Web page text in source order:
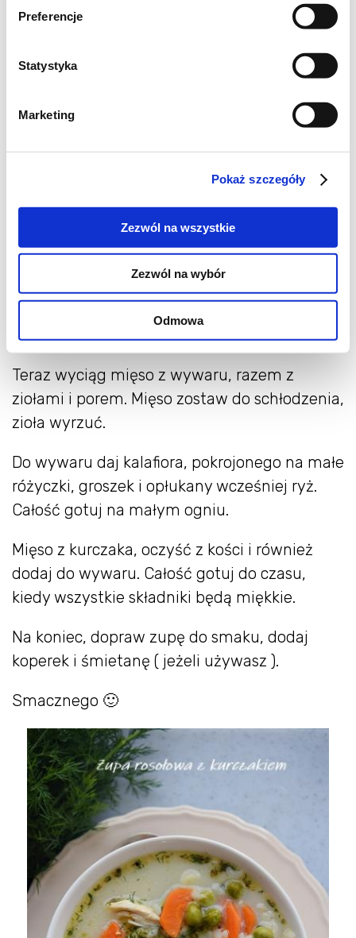
Preferencje
Statystyka
Marketing
Pokaż szczegóły
Zezwól na wszystkie
Zezwól na wybór
Odmowa
angielskiego
lubczyku
wzdłuż pora, oraz marchewki i pietruszkę,
pokrojone w kostkę lub w plasterki. Dodaj
również liście laurowe i ziele angielskie.
zagotowania około 70 minut na małym
powinno odchodzić od kości.
Teraz wyciąg mięso z wywaru, razem z
ziołami i porem. Mięso zostaw do schłodzenia,
zioła wyrzuć.
Do wywaru daj kalafiora, pokrojonego na małe
różyczki, groszek i opłukany wcześniej ryż.
Całość gotuj na małym ogniu.
Mięso z kurczaka, oczyść z kości i również
dodaj do wywaru. Całość gotuj do czasu,
kiedy wszystkie składniki będą miękkie.
Na koniec, dopraw zupę do smaku, dodaj
koperek i śmietanę ( jeżeli używasz ).
Smacznego 🙂